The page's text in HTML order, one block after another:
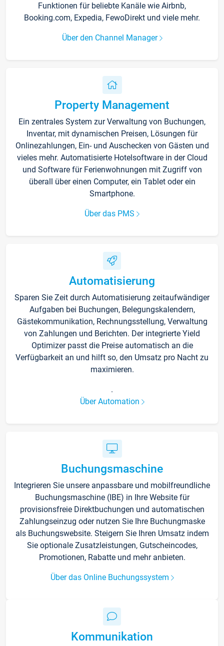
Funktionen für beliebte Kanäle wie Airbnb,
Booking.com, Expedia, FewoDirekt und viele mehr.
Über den Channel Manager
Property Management
Ein zentrales System zur Verwaltung von Buchungen,
Inventar, mit dynamischen Preisen, Lösungen für
Onlinezahlungen, Ein- und Auschecken von Gästen und
vieles mehr. Automatisierte Hotelsoftware in der Cloud
und Software für Ferienwohnungen mit Zugriff von
überall über einen Computer, ein Tablet oder ein
Smartphone.
Über das PMS
Automatisierung
Sparen Sie Zeit durch Automatisierung zeitaufwändiger
Aufgaben bei Buchungen, Belegungskalendern,
Gästekommunikation, Rechnungsstellung, Verwaltung
von Zahlungen und Berichten. Der integrierte Yield
Optimizer passt die Preise automatisch an die
Verfügbarkeit an und hilft so, den Umsatz pro Nacht zu
maximieren.
.
Über Automation
Buchungsmaschine
Integrieren Sie unsere anpassbare und mobilfreundliche
Buchungsmaschine (IBE) in Ihre Website für
provisionsfreie Direktbuchungen und automatischen
Zahlungseinzug oder nutzen Sie Ihre Buchungmaske
als Buchungswebsite. Steigern Sie Ihren Umsatz indem
Sie optionale Zusatzleistungen, Gutscheincodes,
Promotionen, Rabatte und mehr anbieten.
Über das Online Buchungssystem
Kommunikation